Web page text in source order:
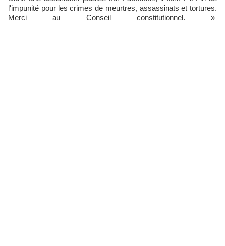
l'impunité pour les crimes de meurtres, assassinats et tortures.
Merci au Conseil constitutionnel. »